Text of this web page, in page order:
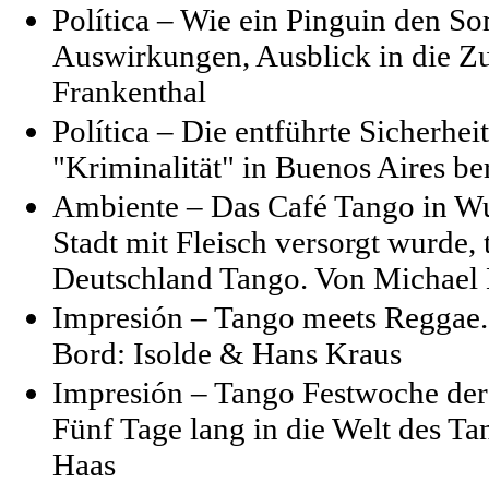
Política – Wie ein Pinguin den
Auswirkungen, Ausblick in die
Frankenthal
Política – Die entführte
"Kriminalität" in Buenos Aires
Ambiente – Das Café Tango in
Stadt mit Fleisch versorgt wurde,
Deutschland Tango. Von
Impresión – Tango meets
Bord: Isolde & Hans Kraus
Impresión – Tango Festwoche
Fünf Tage lang in die Welt des
Haas